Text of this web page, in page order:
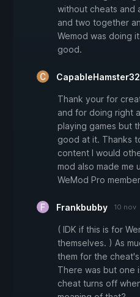
without cheats and
and two together
Wemod was doing
good.
Thank your for
and for doing right
playing games but
good at it. Thanks
content I would
mod also made me
WeMod Pro
Frankbubby 10 nov
( IDK if this is for
themselves. ) As
them for the
There was but one
cheat turns off